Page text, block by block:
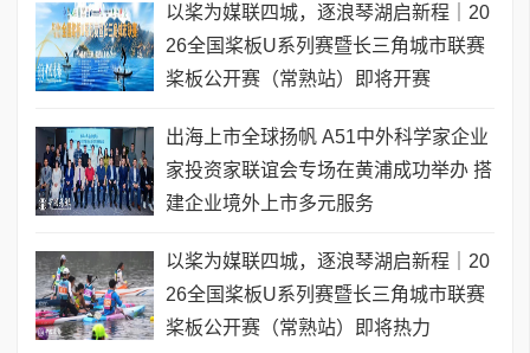
以桨为媒联四城，逐浪琴湖启新程｜20
26全国桨板U系列赛暨长三角城市联赛
桨板公开赛（常熟站）即将开赛
出海上市全球扬帆 A51中外科学家企业
家投资家联谊会专场在黄浦成功举办 搭
建企业境外上市多元服务
以桨为媒联四城，逐浪琴湖启新程｜20
26全国桨板U系列赛暨长三角城市联赛
桨板公开赛（常熟站）即将热力